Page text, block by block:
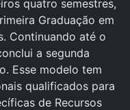
quatro semestres,
Graduação em
Continuando até o
a segunda
Esse modelo tem
qualificados para
de Recursos